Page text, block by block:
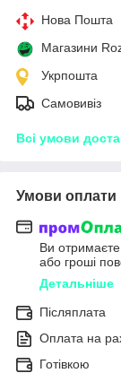
Нова Пошта
Магазини
Укрпошта
Самовивіз
Всі умови
Умови оплати
Ви
або гроші
Детальніше
Післяплата
Оплата на
Готівкою